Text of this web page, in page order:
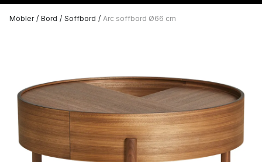
Möbler / Bord / Soffbord / Arc soffbord Ø66 cm